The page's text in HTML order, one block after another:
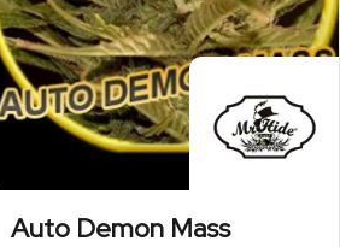
Auto Demon Mass